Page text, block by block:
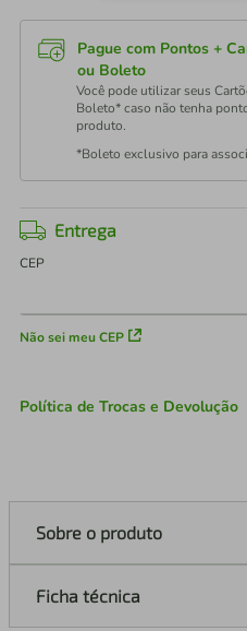
Pague com Pontos +
ou Boleto
Você pode utilizar seus
Boleto* caso não tenha
produto.
*Boleto exclusivo para
Entrega
CEP
Não sei meu CEP
Política de Trocas e Devolução
Sobre o produto
Ficha técnica